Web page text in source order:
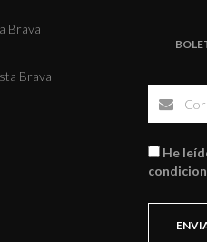
Brava
Brava
He